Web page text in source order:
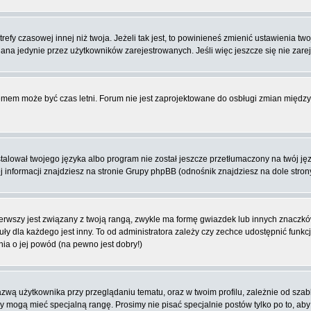
czasowej innej niż twoja. Jeżeli tak jest, to powinieneś zmienić ustawienia
jedynie przez użytkowników zarejestrowanych. Jeśli więc jeszcze się nie
może być czas letni. Forum nie jest zaprojektowane do osbługi zmian
twojego języka albo program nie został jeszcze przetłumaczony na twój
znajdziesz na stronie Grupy phpBB (odnośnik znajdziesz na dole
jest związany z twoją rangą, zwykle ma formę gwiazdek lub innych
dla każdego jest inny. To od administratora zależy czy zechce udostępnić
o jej powód (na pewno jest dobry!)
użytkownika przy przeglądaniu tematu, oraz w twoim profilu, zależnie od
mogą mieć specjalną rangę. Prosimy nie pisać specjalnie postów tylko po to,